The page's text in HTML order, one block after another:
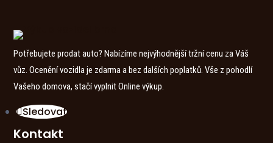
Potřebujete prodat auto? Nabízíme nejvýhodnější tržní cenu za Váš
vůz. Ocenění vozidla je zdarma a bez dalších poplatků. Vše z pohodlí
Vašeho domova, stačí vyplnit Online výkup.
Sledovat
Kontakt